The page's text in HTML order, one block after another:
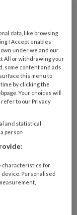
data, like browsing
I Accept enables
under we and our
All or withdrawing your
some content and ads
this menu to
by clicking the
Your choices will
to our Privacy
and statistical
person
characteristics for
Personalised